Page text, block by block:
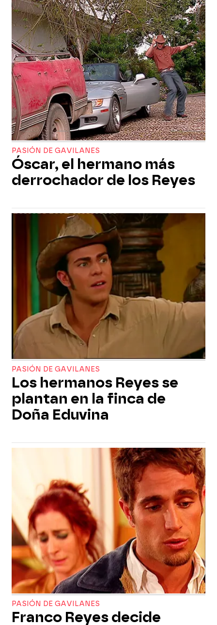
PASIÓN DE GAVILANES
Óscar, el hermano más
derrochador de los Reyes
PASIÓN DE GAVILANES
Los hermanos Reyes se
plantan en la finca de
Doña Eduvina
PASIÓN DE GAVILANES
Franco Reyes decide